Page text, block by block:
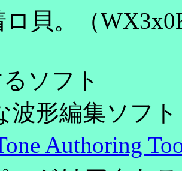
ロ貝。（
ソフト
波形編集ソフト
Authoring To